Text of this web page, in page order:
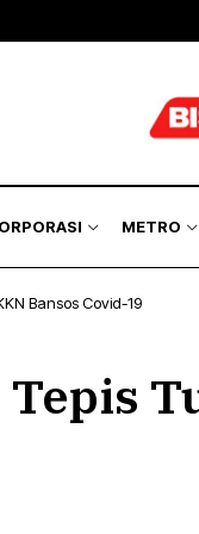
METRO
Bansos Covid-19